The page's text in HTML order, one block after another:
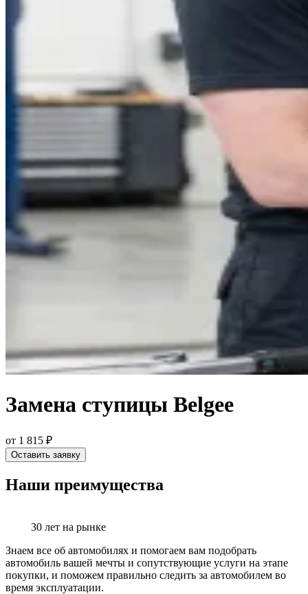
Замена ступицы Belgee
от 1 815 ₽
Оставить заявку
Наши преимущества
30 лет на рынке
Знаем все об автомобилях и помогаем вам подобрать
автомобиль вашей мечты и сопутствующие услуги на этапе
покупки, и поможем правильно следить за автомобилем во
время эксплуатации.